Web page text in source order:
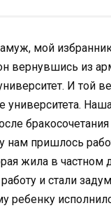
мой
вернувшись из
И той
университета.
нам пришлось
жила в частном
и стали
ребенку